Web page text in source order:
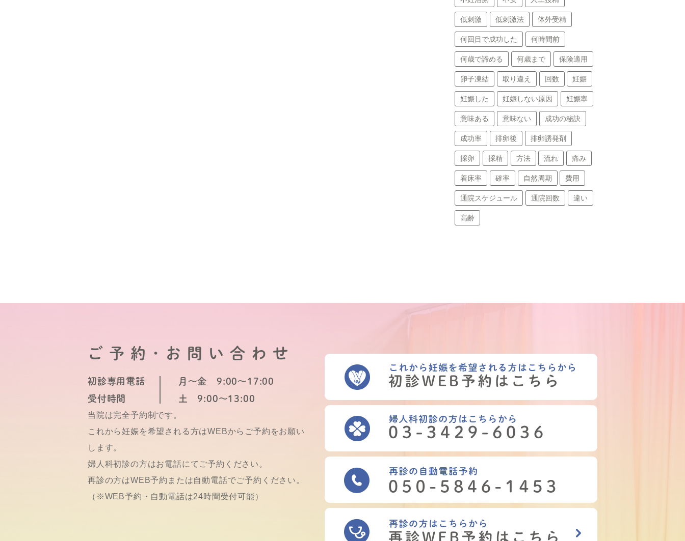
低刺激 低刺激法 体外受精
何回目で成功した 何時間前
何歳で諦める 何歳まで 保険適用
卵子凍結 取り違え 回数 妊娠
妊娠した 妊娠しない原因 妊娠率
意味ある 意味ない 成功の秘訣
成功率 排卵後 排卵誘発剤
採卵 採精 方法 流れ 痛み
着床率 確率 自然周期 費用
通院スケジュール 通院回数 違い
高齢
ご予約･お問い合わせ
初診専用電話
受付時間
月～金 9:00～17:00
土 9:00～13:00
当院は完全予約制です。
これから妊娠を希望される方はWEBからご予約をお願い
します。
婦人科初診の方はお電話にてご予約ください。
再診の方はWEB予約または自動電話でご予約ください。
（※WEB予約・自動電話は24時間受付可能）